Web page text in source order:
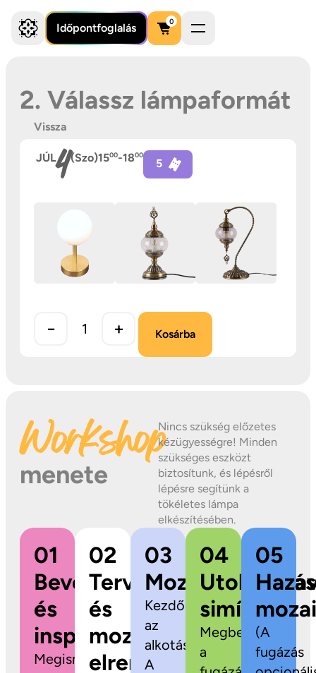
Időpontfoglalás
0
2. Válassz lámpaformát
Vissza
JÚL4(Szo)1500-1800
5
− + Kosárba
Workshop
menete
Nincs szükség előzetes
kézügyességre! Minden
szükséges eszközt
biztosítunk, és lépésről
lépésre segítünk a
tökéletes lámpa
elkészítésében.
01
Bevezetés
és
inspiráció
Megismerkedsz
02
Tervezés
és
mozaikok
elrendezése
03
Mozaikragasztás
Kezdődhet
az
alkotás!
A
04
Utolsó
simítások
Megbeszéljük
a
05
(A
fugázás